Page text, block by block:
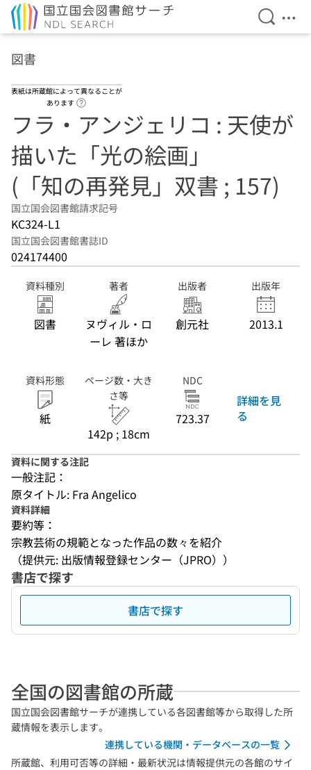
検索を
メ
図書
表紙は所蔵館によって異なることが
あります
フラ・アンジェリコ : 天使が
描いた「光の絵画」
(「知の再発見」双書 ; 157)
国立国会図書館請求記号
KC324-L1
国立国会図書館書誌ID
024174400
資料種別
図書
著者
ヌヴィル・ロ
ーレ 著ほか
出版者
創元社
出版年
2013.1
資料形態
紙
ページ数・大き
さ等
142p ; 18cm
NDC
723.37
詳細を見
る
資料に関する注記
一般注記：
原タイトル: Fra Angelico
資料詳細
要約等：
宗教芸術の規範となった作品の数々を紹介
（提供元: 出版情報登録センター（JPRO））
書店で探す
書店で探す
全国の図書館の所蔵
国立国会図書館サーチが連携している各図書館等から取得した所
蔵情報を表示します。
連携している機関・データベースの一覧
所蔵館、利用可否等の詳細・最新状況は情報提供元の各館のサイ